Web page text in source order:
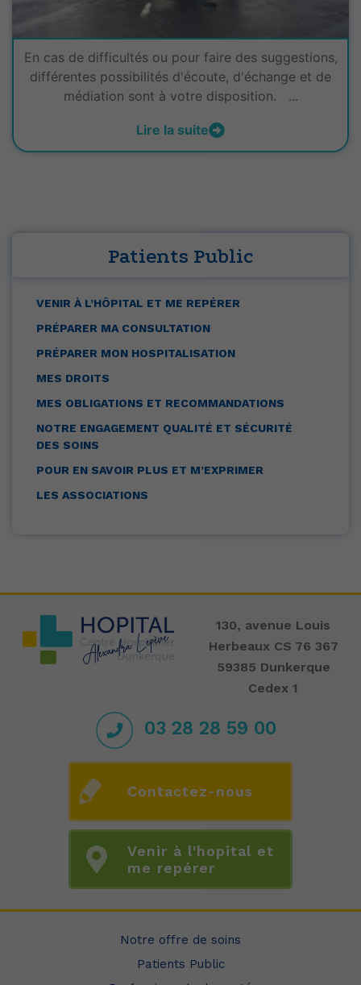
En cas de difficultés ou pour faire des suggestions,
différentes possibilités d'écoute, d'échange et de
médiation sont à votre disposition. ...
Lire la suite
Patients Public
VENIR À L’HÔPITAL ET ME REPÉRER
PRÉPARER MA CONSULTATION
PRÉPARER MON HOSPITALISATION
MES DROITS
MES OBLIGATIONS ET RECOMMANDATIONS
NOTRE ENGAGEMENT QUALITÉ ET SÉCURITÉ
DES SOINS
POUR EN SAVOIR PLUS ET M’EXPRIMER
LES ASSOCIATIONS
130, avenue Louis
Herbeaux CS 76 367
59385 Dunkerque
Cedex 1
03 28 28 59 00
Contactez-nous
Venir à l'hopital et
me repérer
Notre offre de soins
Patients Public